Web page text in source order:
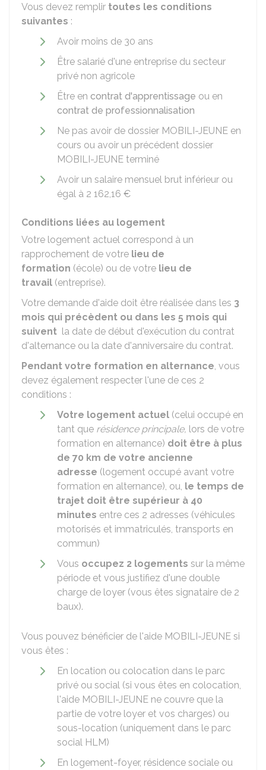
Vous devez remplir toutes les conditions
suivantes :
Avoir moins de 30 ans
Être salarié d'une entreprise du secteur
privé non agricole
Être en contrat d'apprentissage ou en
contrat de professionnalisation
Ne pas avoir de dossier MOBILI-JEUNE en
cours ou avoir un précédent dossier
MOBILI-JEUNE terminé
Avoir un salaire mensuel brut inférieur ou
égal à 2 162,16 €
Conditions liées au logement
Votre logement actuel correspond à un
rapprochement de votre lieu de
formation (école) ou de votre lieu de
travail (entreprise).
Votre demande d'aide doit être réalisée dans les 3
mois qui précèdent ou dans les 5 mois qui
suivent la date de début d'exécution du contrat
d'alternance ou la date d'anniversaire du contrat.
Pendant votre formation en alternance, vous
devez également respecter l'une de ces 2
conditions :
Votre logement actuel (celui occupé en
tant que résidence principale, lors de votre
formation en alternance) doit être à plus
de 70 km de votre ancienne
adresse (logement occupé avant votre
formation en alternance), ou, le temps de
trajet doit être supérieur à 40
minutes entre ces 2 adresses (véhicules
motorisés et immatriculés, transports en
commun)
Vous occupez 2 logements sur la même
période et vous justifiez d'une double
charge de loyer (vous êtes signataire de 2
baux).
Vous pouvez bénéficier de l'aide MOBILI-JEUNE si
vous êtes :
En location ou colocation dans le parc
privé ou social (si vous êtes en colocation,
l'aide MOBILI-JEUNE ne couvre que la
partie de votre loyer et vos charges) ou
sous-location (uniquement dans le parc
social HLM)
En logement-foyer, résidence sociale ou